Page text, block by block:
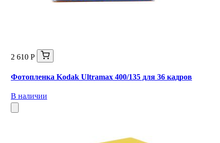
2 610 Р
Фотопленка Kodak Ultramax 400/135 для 36 кадров
В наличии